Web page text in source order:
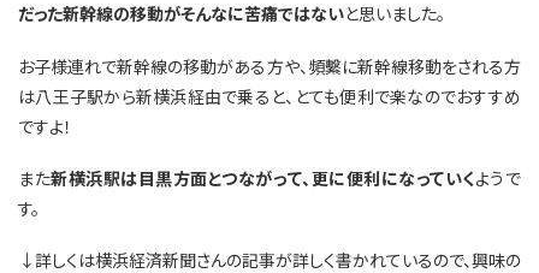
だった新幹線の移動がそんなに苦痛ではないと思いました。
お子様連れで新幹線の移動がある方や、頻繫に新幹線移動をされる方
は八王子駅から新横浜経由で乗ると、とても便利で楽なのでおすすめ
ですよ！
また新横浜駅は目黒方面とつながって、更に便利になっていくようで
す。
↓詳しくは横浜経済新聞さんの記事が詳しく書かれているので、興味の